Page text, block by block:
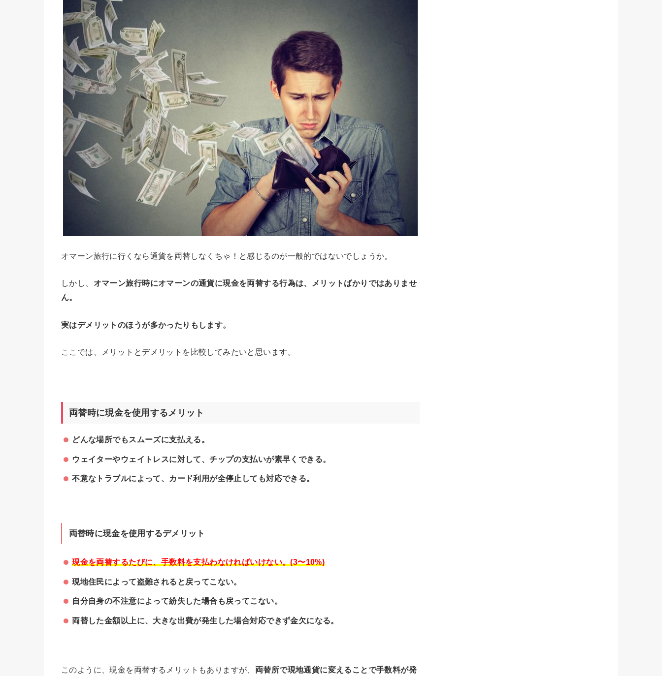
オマーン旅行に行くなら通貨を両替しなくちゃ！と感じるのが一般的ではないでしょうか。
しかし、 オマーン旅行時にオマーンの通貨に現金を両替する行為は、メリットばかりではありませ
ん。
実はデメリットのほうが多かったりもします。
ここでは、メリットとデメリットを比較してみたいと思います。
両替時に現金を使用するメリット
どんな場所でもスムーズに支払える。
ウェイターやウェイトレスに対して、チップの支払いが素早くできる。
不意なトラブルによって、カード利用が全停止しても対応できる。
両替時に現金を使用するデメリット
現金を両替するたびに、手数料を支払わなければいけない。(3〜10%)
現地住民によって盗難されると戻ってこない。
自分自身の不注意によって紛失した場合も戻ってこない。
両替した金額以上に、大きな出費が発生した場合対応できず金欠になる。
このように、現金を両替するメリットもありますが、 両替所で現地通貨に変えることで手数料が発